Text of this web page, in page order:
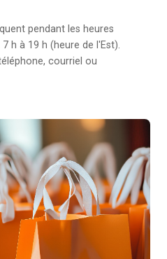
pendant les heures
h à 19 h (heure de l'Est).
courriel ou